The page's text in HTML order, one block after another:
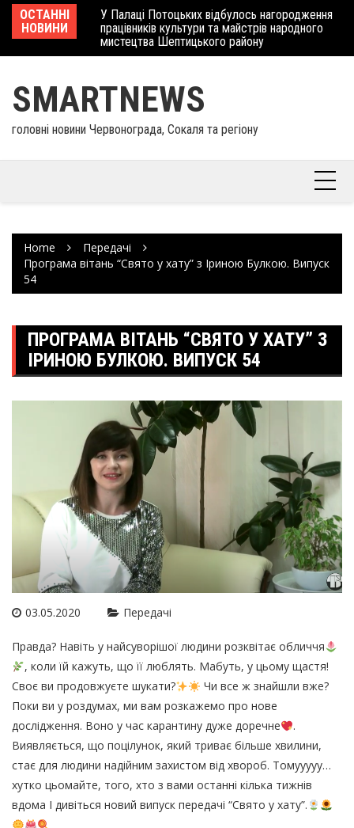
Skip
content
ОСТАННІ
НОВИНИ
У Палаці Потоцьких відбулось нагородження
працівників культури та майстрів народного
мистецтва Шептицького району
SMARTNEWS
головні новини Червонограда, Сокаля та регіону
Home
Передачі
Програма вітань “Свято у хату” з Іриною Булкою. Випуск
54
ПРОГРАМА ВІТАНЬ “СВЯТО У ХАТУ” З
ІРИНОЮ БУЛКОЮ. ВИПУСК 54
03.05.2020 Передачі
Правда? Навіть у найсуворішої людини розквітає обличчя
, коли їй кажуть, що її люблять. Мабуть, у цьому щастя!
Своє ви продовжуєте шукати?
Чи все ж знайшли вже?
Поки ви у роздумах, ми вам розкажемо про нове
дослідження. Воно у час карантину дуже доречне
.
Виявляється, що поцілунок, який триває більше хвилини,
стає для людини надійним захистом від хвороб. Томууууу…
хутко цьомайте, того, хто з вами останні кілька тижнів
вдома І дивіться новий випуск передачі “Свято у хату”.